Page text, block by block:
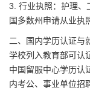
3. 行业执照：护理、
国多数州申请从业执
二、国内学历认证与
学校列入教育部可认
中国留服中心学历认
内考公、事业单位招